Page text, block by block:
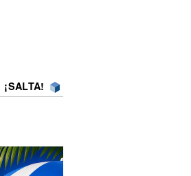
¡SALTA!